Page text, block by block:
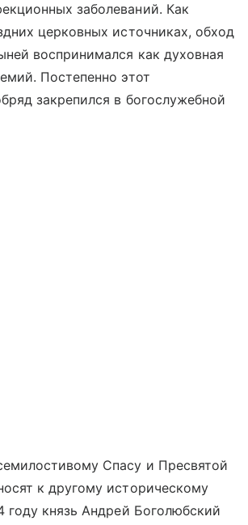
заболеваний. Как
церковных источниках, обход
воспринимался как духовная
Постепенно этот
закрепился в богослужебной
Спасу и Пресвятой
к другому историческому
году князь Андрей Боголюбский